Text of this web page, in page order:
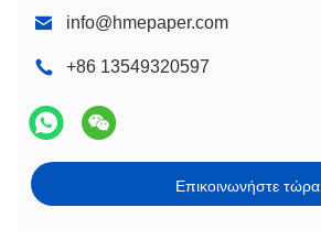
info@hmepaper.com
+86 13549320597
Επικοινωνήστε τώρα